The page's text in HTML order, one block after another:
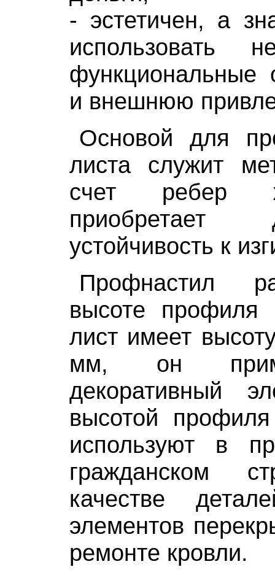
- эстетичен, а
использовать
функциональные
и внешнюю
Основой для
листа служит
счет ребер
приобретает
устойчивость к
Профнастил
высоте
лист имеет
мм, он
декоративный
высотой
используют в
гражданском
качестве
элементов
ремонте кровли.